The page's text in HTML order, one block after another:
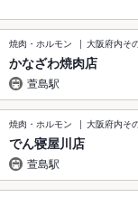
焼肉・ホルモン 大阪府内そ
かなざわ焼肉店
萱島駅
焼肉・ホルモン 大阪府内そ
でん寝屋川店
萱島駅